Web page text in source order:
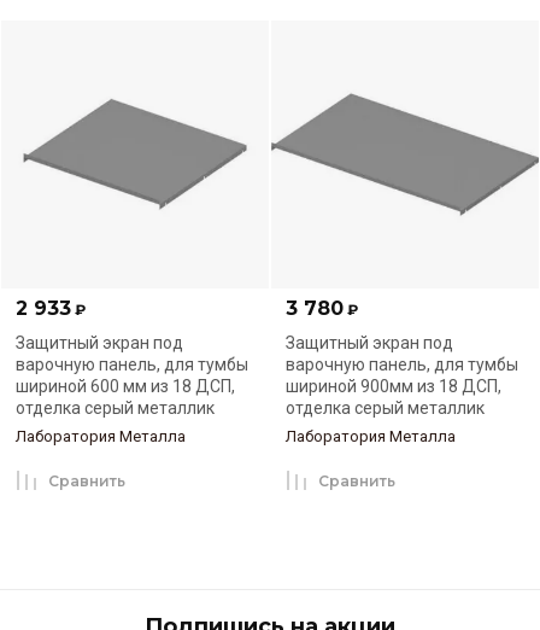
2 933 ₽
Защитный экран под
варочную панель, для тумбы
шириной 600 мм из 18 ДСП,
отделка серый металлик
Лаборатория Металла
Сравнить
3 780 ₽
Защитный экран под
варочную панель, для тумбы
шириной 900мм из 18 ДСП,
отделка серый металлик
Лаборатория Металла
Сравнить